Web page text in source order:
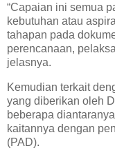
“Capaian ini semua
kebutuhan atau
tahapan pada
perencanaan,
jelasnya.
Kemudian terkait
yang diberikan oleh
beberapa
kaitannya dengan
(PAD).